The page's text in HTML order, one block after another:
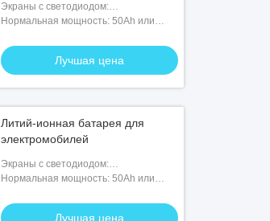
Экраны с светодиодом:
Необязательно
Нормальная мощность: 50Ah или
Лучшая цена
Литий-ионная батарея для
электромобилей
Экраны с светодиодом:
Необязательно
Нормальная мощность: 50Ah или
Лучшая цена